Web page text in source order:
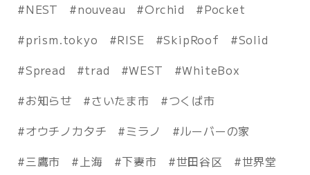
NEST
nouveau Orchid
Pocket
prism.tokyo
RISE SkipRoof
Solid
Spread
trad WEST
WhiteBox
お知らせ
さいたま市
つくば市
オウチノカタチ
ミラノ
ルーバーの家
三鷹市
上海 下妻市 世田谷区
世界堂